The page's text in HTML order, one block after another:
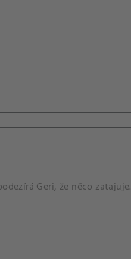
Geri, že něco zatajuje.